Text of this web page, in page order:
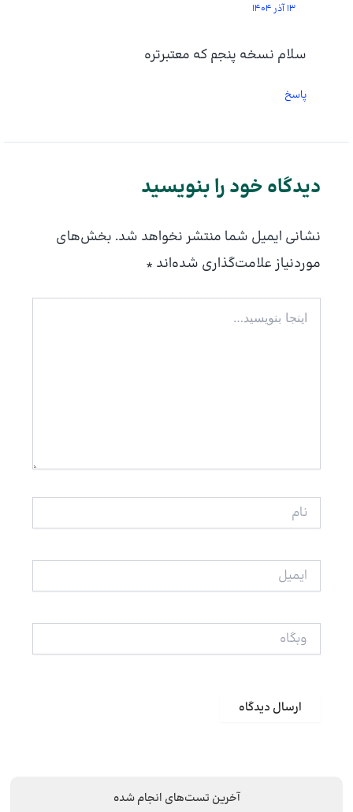
13 آذر 1404
سلام نسخه پنجم که معتبرتره
پاسخ
دیدگاه‌ خود را بنویسید
نشانی ایمیل شما منتشر نخواهد شد. بخش‌های
موردنیاز علامت‌گذاری شده‌اند *
بنویسید…
ایمیل
آخرین تست‌های انجام شده